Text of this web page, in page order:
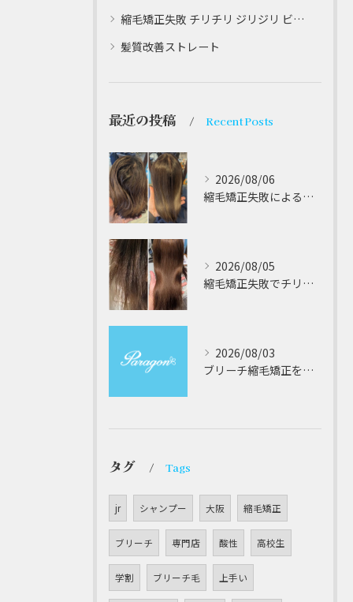
縮毛矯正失敗 チリチリ ジリジリ ビビり直し専門
髪質改善ストレート
最近の投稿 Recent Posts
2026/08/06
縮毛矯正失敗によるチリチリやジリジリ髪のビビり直し専門が解説する本当に効く修復策
2026/08/05
縮毛矯正失敗でチリチリジリジリの髪をビビり直し専門が丁寧に修復する方法解説
2026/08/03
ブリーチ縮毛矯正を安全に受けるための大阪府対応サロン選びと髪質改善のポイント
タグ Tags
jr シャンプー 大阪 縮毛矯正
ブリーチ 専門店 酸性 高校生
学割 ブリーチ毛 上手い